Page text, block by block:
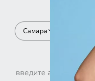
Самара